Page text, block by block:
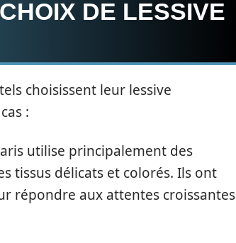
DE LESSIVE
choisissent leur lessive
:
utilise principalement des
tissus délicats et colorés. Ils ont
répondre aux attentes croissantes